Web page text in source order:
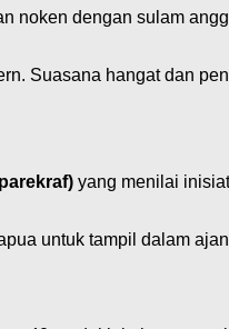
noken dengan sulam
Suasana hangat dan
yang menilai
untuk tampil dalam